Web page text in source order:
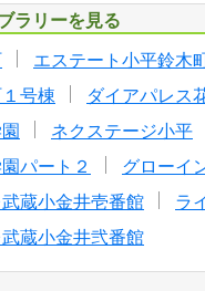
ラリーを見る
エステート小平鈴木
号棟
ダイアパレス
ネクステージ小平
パート２
グローイ
蔵小金井壱番館
ラ
蔵小金井弐番館